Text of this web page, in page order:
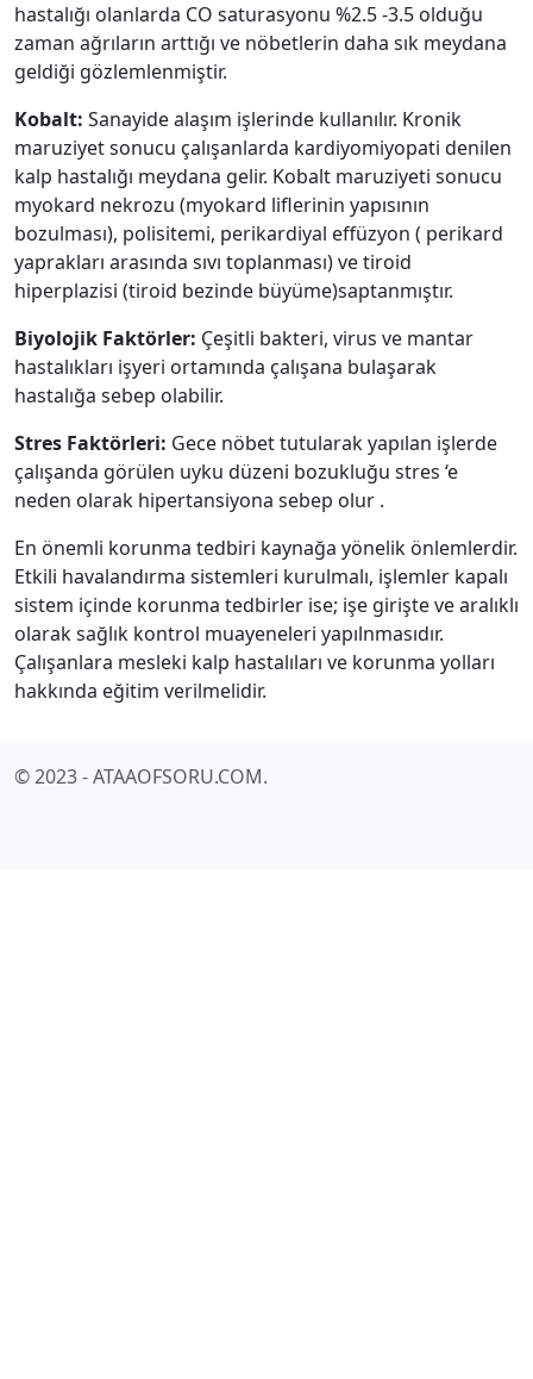
hastalığı olanlarda CO saturasyonu %2.5 -3.5 olduğu
zaman ağrıların arttığı ve nöbetlerin daha sık meydana
geldiği gözlemlenmiştir.
Kobalt: Sanayide alaşım işlerinde kullanılır. Kronik
maruziyet sonucu çalışanlarda kardiyomiyopati denilen
kalp hastalığı meydana gelir. Kobalt maruziyeti sonucu
myokard nekrozu (myokard liflerinin yapısının
bozulması), polisitemi, perikardiyal effüzyon ( perikard
yaprakları arasında sıvı toplanması) ve tiroid
hiperplazisi (tiroid bezinde büyüme)saptanmıştır.
Biyolojik Faktörler: Çeşitli bakteri, virus ve mantar
hastalıkları işyeri ortamında çalışana bulaşarak
hastalığa sebep olabilir.
Stres Faktörleri: Gece nöbet tutularak yapılan işlerde
çalışanda görülen uyku düzeni bozukluğu stres ‘e
neden olarak hipertansiyona sebep olur .
En önemli korunma tedbiri kaynağa yönelik önlemlerdir.
Etkili havalandırma sistemleri kurulmalı, işlemler kapalı
sistem içinde korunma tedbirler ise; işe girişte ve aralıklı
olarak sağlık kontrol muayeneleri yapılnmasıdır.
Çalışanlara mesleki kalp hastalıları ve korunma yolları
hakkında eğitim verilmelidir.
© 2023 - ATAAOFSORU.COM.